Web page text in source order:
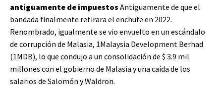
antiguamente de impuestos Antiguamente de que el
bandada finalmente retirara el enchufe en 2022.
Renombrado, igualmente se vio envuelto en un escándalo
de corrupción de Malasia, 1Malaysia Development Berhad
(1MDB), lo que condujo a un consolidación de $ 3.9 mil
millones con el gobierno de Malasia y una caída de los
salarios de Salomón y Waldron.